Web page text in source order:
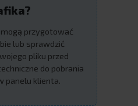
przygotować
lub sprawdzić
pliku przed
do pobrania
panelu klienta.